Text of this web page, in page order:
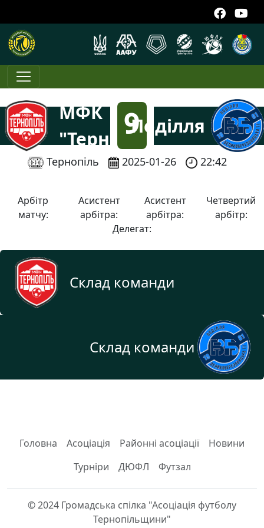
МФК
"Тернопіль"
9
:
Поділля
Тернопіль 2025-01-26 22:42
Арбітр
матчу:
Асистент
арбітра:
Асистент
арбітра:
Четвертий
арбітр:
Делегат:
Склад команди
Склад команди
Головна Асоціація Районні асоціації
Новини
Турніри
ДЮФЛ Футзал
© 2024 Громадська спілка "Асоціація футболу
Тернопільщини"